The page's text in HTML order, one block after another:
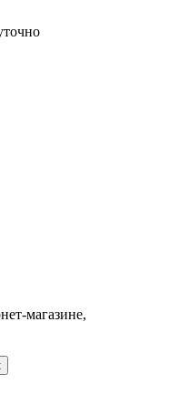
магазине,